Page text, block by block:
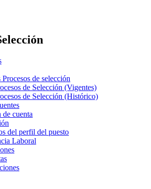
de selección
de Selección (Vigentes)
de Selección (Histórico)
de cuenta
del perfil del puesto
Laboral